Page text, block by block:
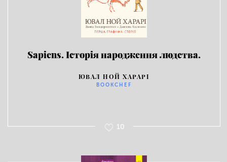
Sapiens. Історія народження людства.
ЮВАЛ НОЙ ХАРАРІ
BOOKCHEF
10